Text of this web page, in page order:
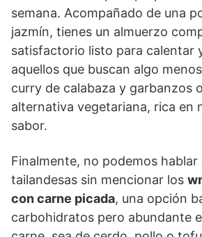
semana. Acompañado de una
jazmín, tienes un almuerzo
satisfactorio listo para calentar
aquellos que buscan algo
curry de calabaza y garbanzos
alternativa vegetariana, rica en
sabor.
Finalmente, no podemos hablar
tailandesas sin mencionar los
con carne picada, una opción
carbohidratos pero abundante